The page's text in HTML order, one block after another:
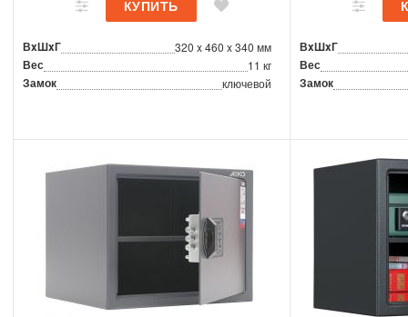
ВxШxГ 320 x 460 x 340 мм
Вес 11 кг
Замок ключевой
ВxШxГ
Вес
Замок